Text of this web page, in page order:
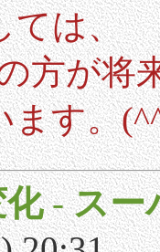
ては、
方が将
ます。
-スー